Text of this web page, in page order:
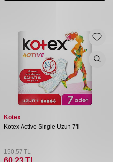
Kotex
Kotex Active Single Uzun 7'li
150,57 TL